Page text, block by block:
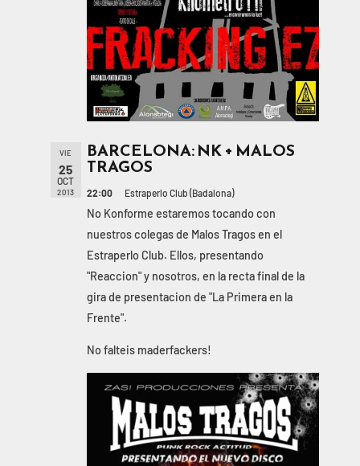
VIE
25
OCT
2013
BARCELONA: NK + MALOS
TRAGOS
22:00 Estraperlo Club (Badalona)
No Konforme estaremos tocando con
nuestros colegas de Malos Tragos en el
Estraperlo Club. Ellos, presentando
"Reaccion" y nosotros, en la recta final de la
gira de presentacion de "La Primera en la
Frente".
No falteis maderfackers!